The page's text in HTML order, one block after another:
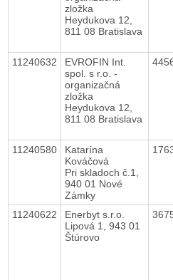
zložka
Heydukova 12,
811 08 Bratislava
11240632
EVROFIN Int.
spol. s r.o. -
organizačná
zložka
Heydukova 12,
811 08 Bratislava
11240580
Katarína
Kováčová
Pri skladoch č.1,
940 01 Nové
Zámky
11240622
Enerbyt s.r.o.
Lipová 1, 943 01
Štúrovo